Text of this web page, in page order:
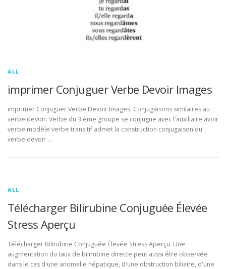
ALL
imprimer Conjuguer Verbe Devoir Images
imprimer Conjuguer Verbe Devoir Images. Conjugaisons similaires au
verbe devoir. Verbe du 3ième groupe se conjugue avec l'auxiliaire avoir
verbe modèle verbe transitif admet la construction conjugaison du
verbe devoir …
ALL
Télécharger Bilirubine Conjuguée Élevée
Stress Aperçu
Télécharger Bilirubine Conjuguée Élevée Stress Aperçu. Une
augmentation du taux de bilirubine directe peut aussi être observée
dans le cas d'une anomalie hépatique, d'une obstruction biliaire, d'une